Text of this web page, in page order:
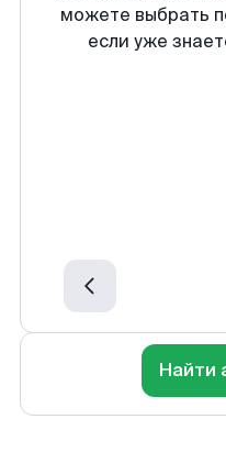
можете выбрать
если уже
Найти